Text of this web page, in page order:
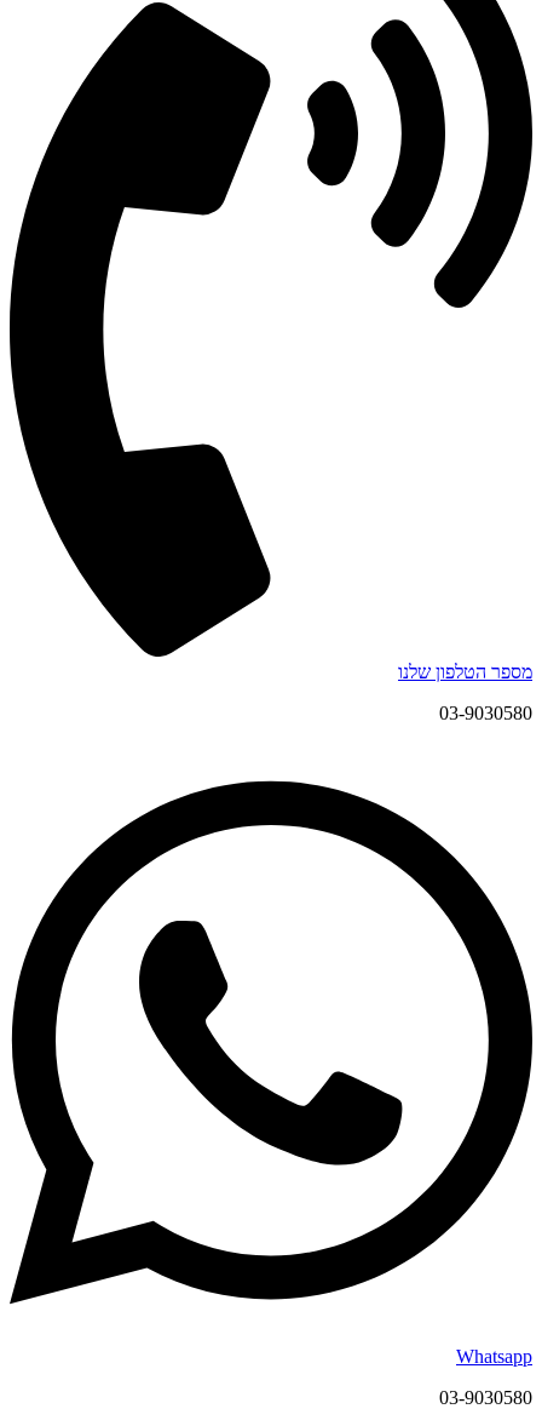
מספר הטלפון שלנו
03-9030580
Whatsapp
03-9030580